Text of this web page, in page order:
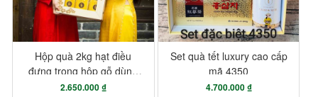
Hộp quà 2kg hạt điều
đựng trong hộp gỗ dùng
để biếu
2.650.000 ₫
Set quà tết luxury cao cấp
mã 4350
4.700.000 ₫